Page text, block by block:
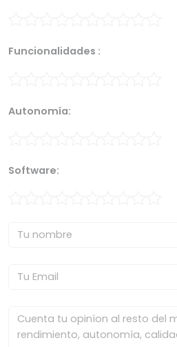
Funcionalidades :
Autonomía:
Software: